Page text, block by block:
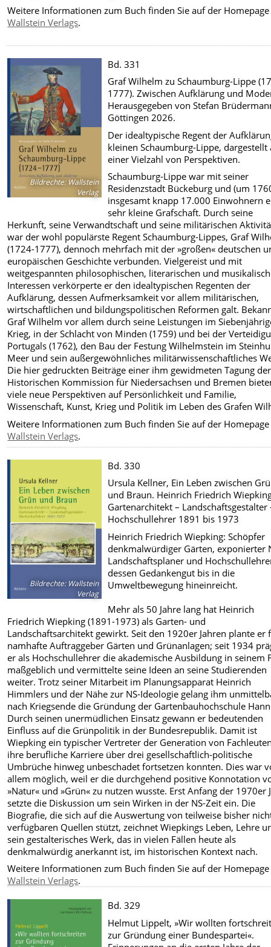
Weitere Informationen zum Buch finden Sie auf der Homepage
Wallstein Verlags.
Bildrechte:Wallstein
Verlag
Bd. 331
Graf Wilhelm zu Schaumburg-Lippe
1777). Zwischen Aufklärung und
Herausgegeben von Stefan
Göttingen 2026.
Der idealtypische Regent der
kleinen Schaumburg-Lippe, dargestellt
einer Vielzahl von Perspektiven.
Schaumburg-Lippe war mit seiner
Residenzstadt Bückeburg und (um
insgesamt knapp 17.000 Einwohnern
sehr kleine Grafschaft. Durch seine
Herkunft, seine Verwandtschaft und seine militärischen
war der wohl populärste Regent Schaumburg-Lippes, Graf
(1724-1777), dennoch mehrfach mit der »großen« deutschen
europäischen Geschichte verbunden. Vielgereist und mit
weitgespannten philosophischen, literarischen und
Interessen verkörperte er den idealtypischen Regenten der
Aufklärung, dessen Aufmerksamkeit vor allem militärischen,
wirtschaftlichen und bildungspolitischen Reformen galt.
Graf Wilhelm vor allem durch seine Leistungen im
Krieg, in der Schlacht von Minden (1759) und bei der
Portugals (1762), den Bau der Festung Wilhelmstein im
Meer und sein außergewöhnliches militärwissenschaftliches
Die hier gedruckten Beiträge einer ihm gewidmeten Tagung der
Historischen Kommission für Niedersachsen und Bremen
viele neue Perspektiven auf Persönlichkeit und Familie,
Wissenschaft, Kunst, Krieg und Politik im Leben des Grafen
Weitere Informationen zum Buch finden Sie auf der Homepage
Wallstein Verlags.
Bildrechte:Wallstein
Verlag
Bd. 330
Ursula Kellner, Ein Leben zwischen
und Braun. Heinrich Friedrich
Gartenarchitekt – Landschaftsgestalter
Hochschullehrer 1891 bis 1973
Heinrich Friedrich Wiepking: Schöpfer
denkmalwürdiger Gärten, exponierter
Landschaftsplaner und
dessen Gedankengut bis in die
Umweltbewegung hineinreicht.
Mehr als 50 Jahre lang hat Heinrich
Friedrich Wiepking (1891-1973) als Garten- und
Landschaftsarchitekt gewirkt. Seit den 1920er Jahren plante er
namhafte Auftraggeber Gärten und Grünanlagen; seit 1934
er als Hochschullehrer die akademische Ausbildung in seinem
maßgeblich und vermittelte seine Ideen an seine Studierenden
weiter. Trotz seiner Mitarbeit im Planungsapparat Heinrich
Himmlers und der Nähe zur NS-Ideologie gelang ihm
nach Kriegsende die Gründung der Gartenbauhochschule
Durch seinen unermüdlichen Einsatz gewann er bedeutenden
Einfluss auf die Grünpolitik in der Bundesrepublik. Damit ist
Wiepking ein typischer Vertreter der Generation von
ihre berufliche Karriere über drei gesellschaftlich-politische
Umbrüche hinweg unbeschadet fortsetzen konnten. Dies war
allem möglich, weil er die durchgehend positive Konnotation
»Natur« und »Grün« zu nutzen wusste. Erst Anfang der 1970er
setzte die Diskussion um sein Wirken in der NS-Zeit ein. Die
Biografie, die sich auf die Auswertung von teilweise bisher
verfügbaren Quellen stützt, zeichnet Wiepkings Leben, Lehre
sein gestalterisches Werk, das in vielen Fällen heute als
denkmalwürdig anerkannt ist, im historischen Kontext nach.
Weitere Informationen zum Buch finden Sie auf der Homepage
Wallstein Verlags.
Bd. 329
Helmut Lippelt, »Wir wollten
zur Gründung einer Bundespartei«.